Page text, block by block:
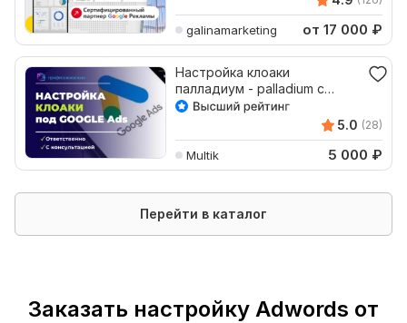
galinamarketing от 17 000 ₽
Настройка клоаки
палладиум - palladium с
кейтаро под google ads
5.0 (28)
Multik 5 000 ₽
Перейти в каталог
Заказать настройку Adwords от